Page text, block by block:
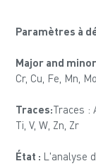
Paramètres à
Major and
Cr, Cu, Fe, Mn,
Traces:Traces :
Ti, V, W, Zn, Zr
État : L'analyse